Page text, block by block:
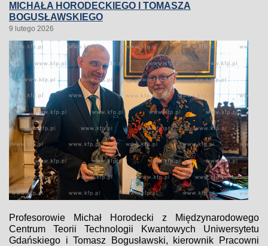
MICHAŁA HORODECKIEGO I TOMASZA
BOGUSŁAWSKIEGO
9 lutego 2026
Profesorowie Michał Horodecki z Międzynarodowego
Centrum Teorii Technologii Kwantowych Uniwersytetu
Gdańskiego i Tomasz Bogusławski, kierownik Pracowni